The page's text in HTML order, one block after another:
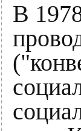
В